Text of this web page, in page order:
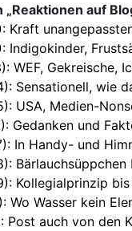
auf
Kraft
Indigokinder,
WEF, Gekreische,
Sensationell, wie
USA, Medien-
Gedanken und
In Handy- und
Bärlauchsüppchen
Kollegialprinzip
Wo Wasser kein
Post auch von den